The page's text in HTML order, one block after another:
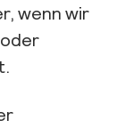
wenn wir